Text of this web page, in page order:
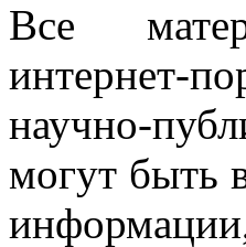
Все
интернет-
научно-
могут быть